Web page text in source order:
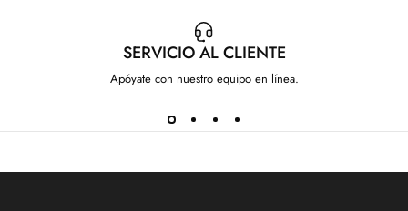
SERVICIO AL CLIENTE
Apóyate con nuestro equipo en línea.